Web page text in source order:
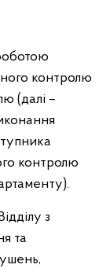
контролю
(далі –
контролю
з
та